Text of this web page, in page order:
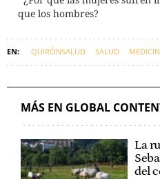
que los hombres?
QUIRÓNSALUD SALUD
MÁS EN GLOBAL
La
del